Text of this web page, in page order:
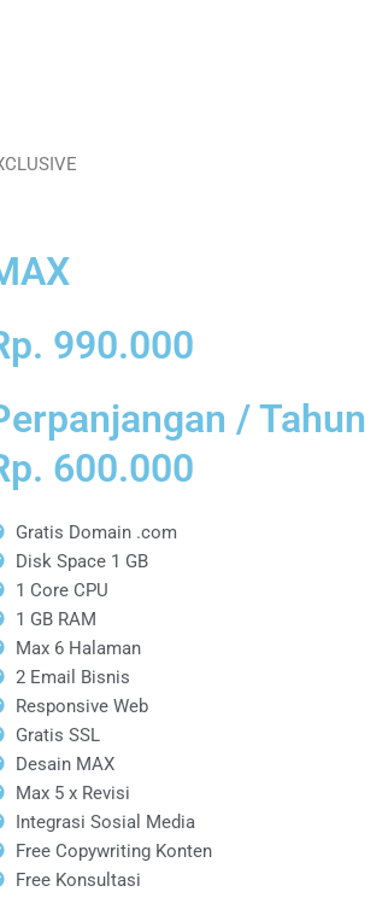
990.000
/ Tahun
600.000
Gratis Domain .com
Disk Space 1 GB
1 Core CPU
1 GB RAM
Max 6 Halaman
2 Email Bisnis
Responsive Web
Gratis SSL
Desain MAX
Max 5 x Revisi
Integrasi Sosial Media
Free Copywriting Konten
Free Konsultasi